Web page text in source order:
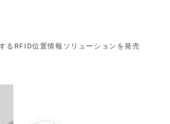
るRFID位置情報ソリューションを発売